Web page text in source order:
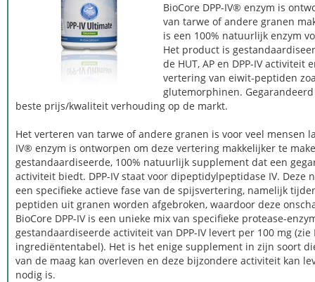
BioCore DPP-IV® enzym is
van tarwe of andere granen
is een 100% natuurlijk enzym
Het product is
de HUT, AP en DPP-IV activiteit
vertering van eiwit-peptiden
glutemorphinen.
beste prijs/kwaliteit verhouding op de markt.
Het verteren van tarwe of andere granen is voor veel mensen
IV® enzym is ontworpen om deze vertering makkelijker te
gestandaardiseerde, 100% natuurlijk supplement dat een
activiteit biedt. DPP-IV staat voor dipeptidylpeptidase IV. Deze
een specifieke actieve fase van de spijsvertering, namelijk
peptiden uit granen worden afgebroken, waardoor deze
BioCore DPP-IV is een unieke mix van specifieke protease-
gestandaardiseerde activiteit van DPP-IV levert per 100 mg (zie
ingrediëntentabel). Het is het enige supplement in zijn soort
van de maag kan overleven en deze bijzondere activiteit kan
nodig is.